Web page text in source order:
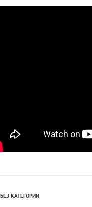
РУБРИКИ
БЕЗ КАТЕГОРИИ